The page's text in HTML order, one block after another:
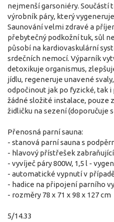
nejmenší garsoniéry. Součástí
výrobník páry, který
Saunování velmi zdravé a
přebytečný podkožní tuk, sůl
působí na kardiovaskulární
srdečních nemocí. Výparník
detoxikuje organismus,
jídlu, regeneruje unavené
odpočinout jak po fyzické, tak
žádné složité instalace, pouze
židličku na sezení (doporučuje
Přenosná parní sauna:
- stanová parní sauna s
- hlavový přístřešek
- vyvíječ páry 800W, 1,5 l -
- automatické vypnutí v
- hadice na připojení parního
- rozměry 78 x 71 x 98 x 127 cm
5/14.33